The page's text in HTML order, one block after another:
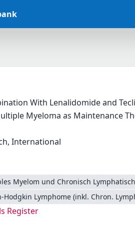
With Lenalidomide and
Myeloma as Maintenance
International
Myelom und Chronisch
Hodgkin Lymphome (inkl. Chron.
Register